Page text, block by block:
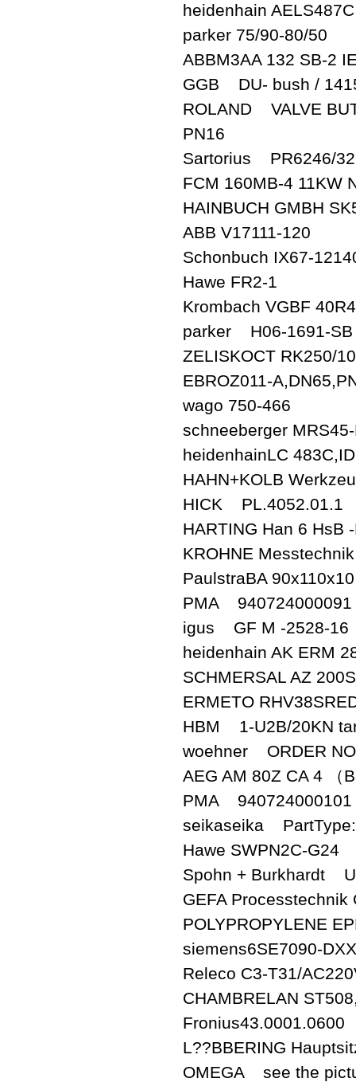
heidenhain
parker 75/90-80/50
ABBM3AA 132 SB-2
GGB DU- bush /
ROLAND VALVE
PN16
Sartorius PR6246/
FCM 160MB-4 11KW
HAINBUCH GMBH
ABB V17111-120
Schonbuch IX67-
Hawe FR2-1
Krombach VGBF
parker H06-1691-SB
ZELISKOCT RK250/
EBROZ011-
wago 750-466
schneeberger
heidenhainLC
HAHN+KOLB
HICK PL.4052.01.1
HARTING Han 6 HsB
KROHNE
PaulstraBA
PMA 940724000091
igus GF M -2528-16
heidenhain AK ERM
SCHMERSAL AZ
ERMETO
HBM 1-U2B/20KN
woehner ORDER
AEG AM 80Z CA 4 （
PMA 940724000101
seikaseika
Hawe SWPN2C-G24
Spohn + Burkhardt
GEFA Processtechnik
POLYPROPYLENE
siemens6SE7090-
Releco C3-T31/
CHAMBRELAN
Fronius43.0001.0600
L??BBERING
OMEGA see the